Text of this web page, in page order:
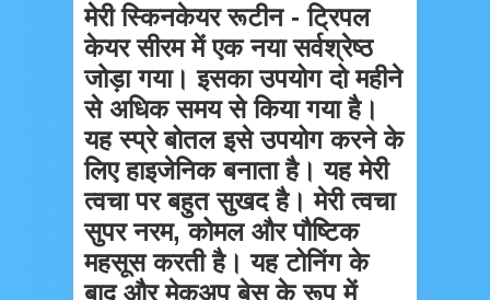
मेरी स्किनकेयर रूटीन - ट्रिपल
केयर सीरम में एक नया सर्वश्रेष्ठ
जोड़ा गया। इसका उपयोग दो महीने
से अधिक समय से किया गया है।
यह स्प्रे बोतल इसे उपयोग करने के
लिए हाइजेनिक बनाता है। यह मेरी
त्वचा पर बहुत सुखद है। मेरी त्वचा
सुपर नरम, कोमल और पौष्टिक
महसूस करती है। यह टोनिंग के
बाद और मेकअप बेस के रूप में